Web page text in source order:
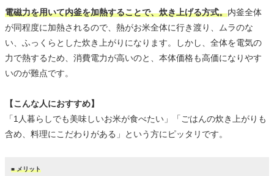
電磁力を用いて内釜を加熱することで、炊き上げる方式。内釜全体
が同程度に加熱されるので、熱がお米全体に行き渡り、ムラのな
い、ふっくらとした炊き上がりになります。しかし、全体を電気の
力で熱するため、消費電力が高いのと、本体価格も高価になりやす
いのが難点です。
【こんな人におすすめ】
「1人暮らしでも美味しいお米が食べたい」「ごはんの炊き上がりも
含め、料理にこだわりがある」という方にピッタリです。
■ メリット